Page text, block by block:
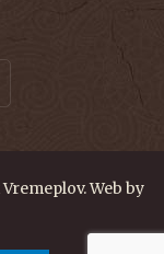
Web by